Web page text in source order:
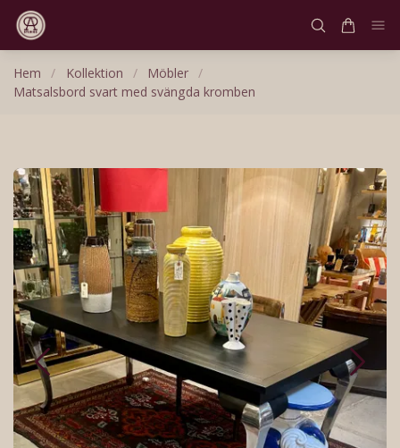
Hem / Kollektion / Möbler /
Matsalsbord svart med svängda kromben